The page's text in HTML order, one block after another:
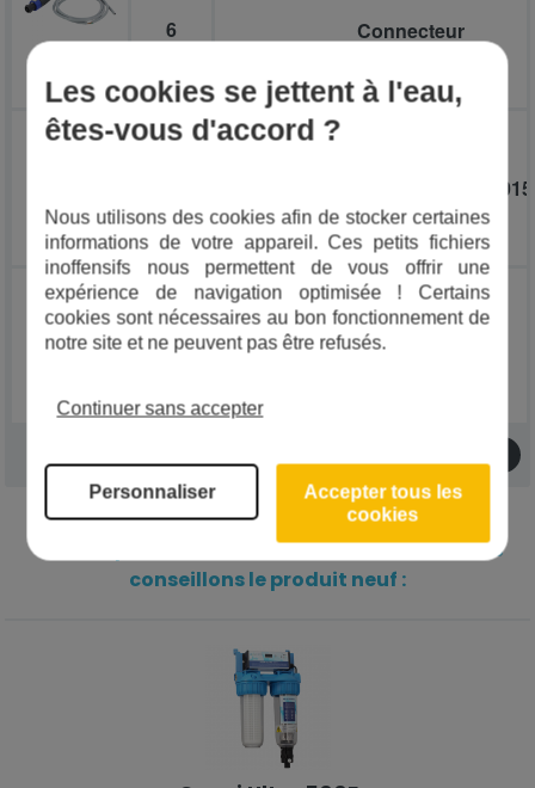
6 Connecteur
Kit raccords Inf Germi
4 Support étanche
Votre réparation est-elle rentable ? Nous vous
conseillons le produit neuf :
Les cookies se jettent à l'eau,
êtes-vous d'accord ?
Nous utilisons des cookies afin de stocker certaines
informations de votre appareil. Ces petits fichiers
inoffensifs nous permettent de vous offrir une
expérience de navigation optimisée ! Certains
cookies sont nécessaires au bon fonctionnement de
notre site et ne peuvent pas être refusés.
Continuer sans accepter
Personnaliser
Accepter tous les
cookies